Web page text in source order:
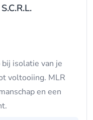
isolatie van je
voltooiing. MLR
en een